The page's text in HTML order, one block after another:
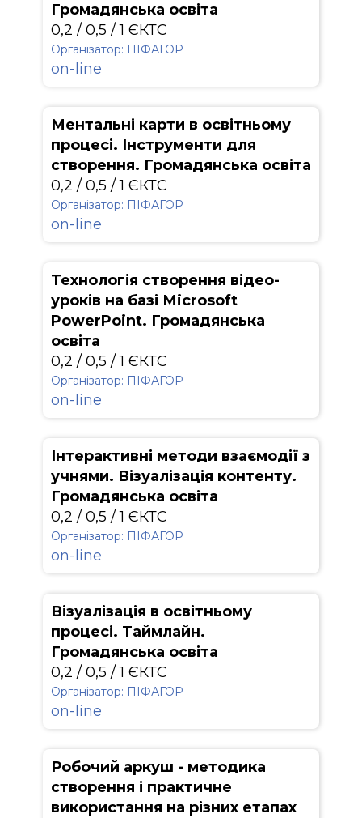
Громадянська освіта
0,2 / 0,5 / 1 ЄКТС
Організатор: ПІФАГОР
on-line
Ментальні карти в освітньому
процесі. Інструменти для
створення. Громадянська освіта
0,2 / 0,5 / 1 ЄКТС
Організатор: ПІФАГОР
on-line
Технологія створення відео-
уроків на базі Мicrosoft
PowerPoint. Громадянська
освіта
0,2 / 0,5 / 1 ЄКТС
Організатор: ПІФАГОР
on-line
Інтерактивні методи взаємодії з
учнями. Візуалізація контенту.
Громадянська освіта
0,2 / 0,5 / 1 ЄКТС
Організатор: ПІФАГОР
on-line
Візуалізація в освітньому
процесі. Таймлайн.
Громадянська освіта
0,2 / 0,5 / 1 ЄКТС
Організатор: ПІФАГОР
on-line
Робочий аркуш - методика
створення і практичне
використання на різних етапах